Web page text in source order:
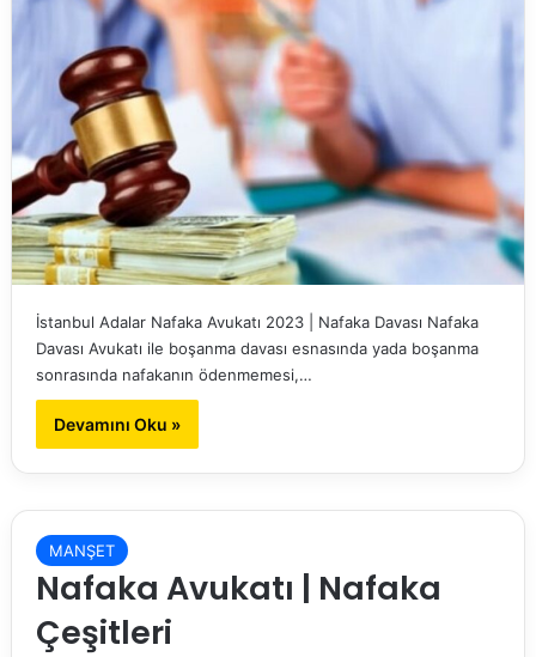
İstanbul Adalar Nafaka Avukatı 2023 | Nafaka Davası Nafaka
Davası Avukatı ile boşanma davası esnasında yada boşanma
sonrasında nafakanın ödenmemesi,…
Devamını Oku »
MANŞET
Nafaka Avukatı | Nafaka
Çeşitleri